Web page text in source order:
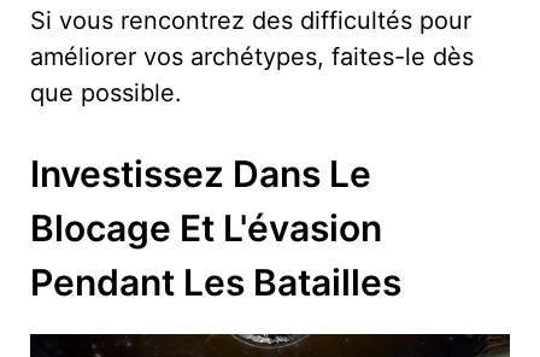
Si vous rencontrez des difficultés pour
améliorer vos archétypes, faites-le dès
que possible.
Investissez Dans Le
Blocage Et L'évasion
Pendant Les Batailles